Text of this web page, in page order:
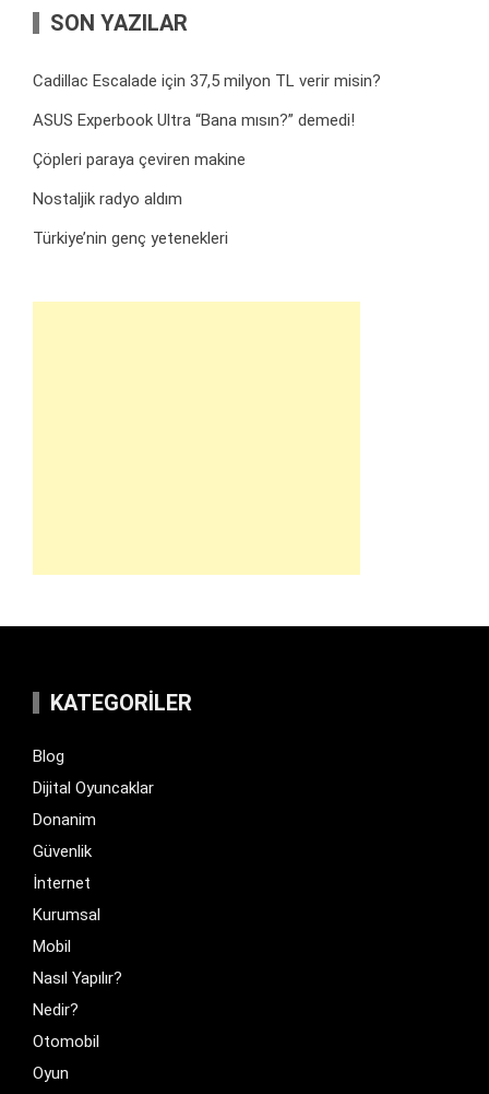
SON YAZILAR
Cadillac Escalade için 37,5 milyon TL verir misin?
ASUS Experbook Ultra “Bana mısın?” demedi!
Çöpleri paraya çeviren makine
Nostaljik radyo aldım
Türkiye’nin genç yetenekleri
KATEGORILER
Blog
Dijital Oyuncaklar
Donanim
Güvenlik
İnternet
Kurumsal
Mobil
Nasıl Yapılır?
Nedir?
Otomobil
Oyun